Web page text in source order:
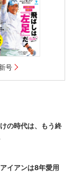
号
の時代は、もう終
イアンは8年愛用